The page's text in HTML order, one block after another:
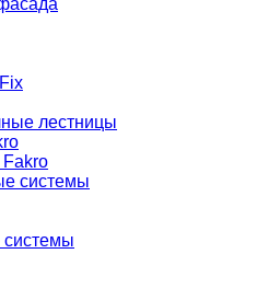
лестницы
системы
системы